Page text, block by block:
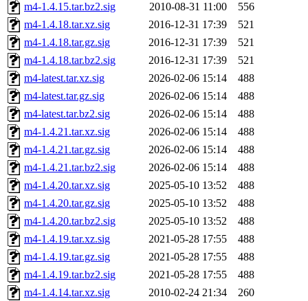
m4-1.4.15.tar.bz2.sig
2010-08-31 11:00
556
m4-1.4.18.tar.xz.sig
2016-12-31 17:39
521
m4-1.4.18.tar.gz.sig
2016-12-31 17:39
521
m4-1.4.18.tar.bz2.sig
2016-12-31 17:39
521
m4-latest.tar.xz.sig
2026-02-06 15:14
488
m4-latest.tar.gz.sig
2026-02-06 15:14
488
m4-latest.tar.bz2.sig
2026-02-06 15:14
488
m4-1.4.21.tar.xz.sig
2026-02-06 15:14
488
m4-1.4.21.tar.gz.sig
2026-02-06 15:14
488
m4-1.4.21.tar.bz2.sig
2026-02-06 15:14
488
m4-1.4.20.tar.xz.sig
2025-05-10 13:52
488
m4-1.4.20.tar.gz.sig
2025-05-10 13:52
488
m4-1.4.20.tar.bz2.sig
2025-05-10 13:52
488
m4-1.4.19.tar.xz.sig
2021-05-28 17:55
488
m4-1.4.19.tar.gz.sig
2021-05-28 17:55
488
m4-1.4.19.tar.bz2.sig
2021-05-28 17:55
488
m4-1.4.14.tar.xz.sig
2010-02-24 21:34 260